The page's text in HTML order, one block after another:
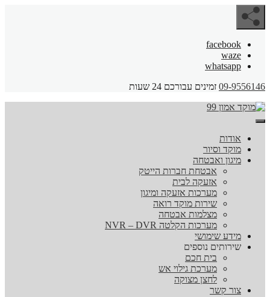
facebook
waze
whatsapp
09-9556146 זמינים עבורכם 24 שעות
אודות
מוקד וסיור
מיגון ואבטחה
אבטחת חברות הייטק
אזעקה לבית
מערכות אזעקה ומיגון
שירות מוקד רואה
מצלמות אבטחה
מערכות הקלטה NVR – DVR
מידע שימושי
שירותים נוספים
בית חכם
מערכת גילוי אש
לחצן מצוקה
צור קשר